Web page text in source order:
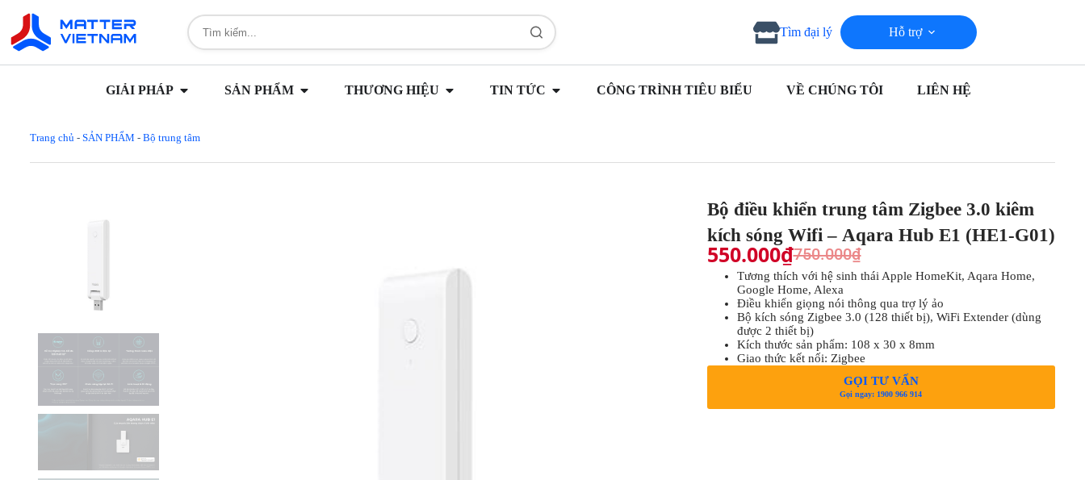
Tìm đại lý Hỗ trợ
GIẢI PHÁP SẢN PHẨM THƯƠNG HIỆU TIN TỨC CÔNG TRÌNH TIÊU BIỂU VỀ CHÚNG TÔI LIÊN HỆ
Trang chủ - SẢN PHẨM - Bộ trung tâm
Bộ điều khiển trung tâm Zigbee 3.0 kiêm
kích sóng Wifi – Aqara Hub E1 (HE1-G01)
750.000₫
550.000₫
Tương thích với hệ sinh thái Apple HomeKit, Aqara Home,
Google Home, Alexa
Điều khiển giọng nói thông qua trợ lý ảo
Bộ kích sóng Zigbee 3.0 (128 thiết bị), WiFi Extender (dùng
được 2 thiết bị)
Kích thước sản phẩm: 108 x 30 x 8mm
Giao thức kết nối: Zigbee
GỌI TƯ VẤN
Gọi ngay: 1900 966 914